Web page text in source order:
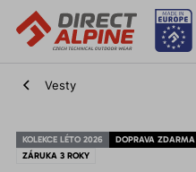
Vesty
KOLEKCE LÉTO 2026 DOPRAVA ZDARMA
ZÁRUKA 3 ROKY